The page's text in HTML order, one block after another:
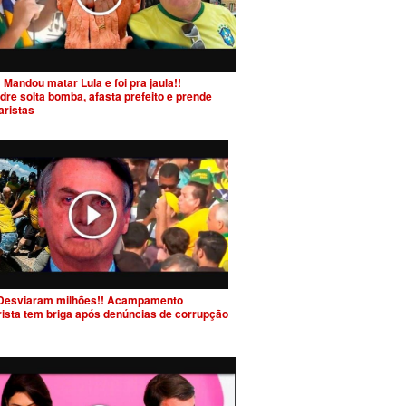
Mandou matar Lula e foi pra jaula!!
solta bomba, afasta prefeito e prende
milhões!! Acampamento
tem briga após denúncias de corrupção